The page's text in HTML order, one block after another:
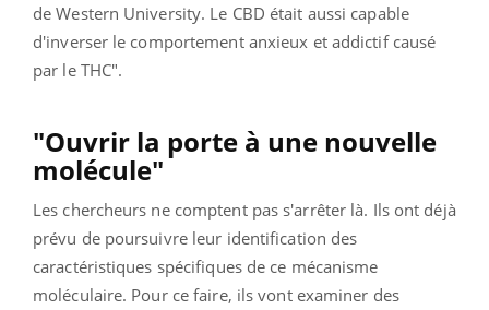
de Western University. Le CBD était aussi capable
d'inverser le comportement anxieux et addictif causé
par le THC".
"Ouvrir la porte à une nouvelle
molécule"
Les chercheurs ne comptent pas s'arrêter là. Ils ont déjà
prévu de poursuivre leur identification des
caractéristiques spécifiques de ce mécanisme
moléculaire. Pour ce faire, ils vont examiner des